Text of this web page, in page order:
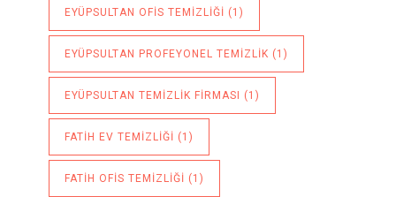
EYÜPSULTAN OFIS TEMIZLIĞI (1)
EYÜPSULTAN PROFEYONEL TEMIZLIK (1)
EYÜPSULTAN TEMIZLIK FIRMASI (1)
FATIH EV TEMIZLIĞI (1)
FATIH OFIS TEMIZLIĞI (1)